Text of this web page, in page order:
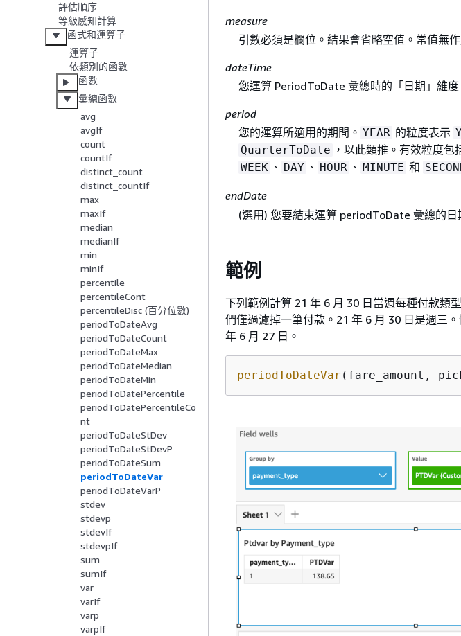
評估順序
等級感知計算
函式和運算子
運算子
依類別的函數
函數
彙總函數
avg
avgIf
count
countIf
distinct_count
distinct_countIf
max
maxIf
median
medianIf
min
minIf
percentile
percentileCont
percentileDisc (百分位數)
periodToDateAvg
periodToDateCount
periodToDateMax
periodToDateMedian
periodToDateMin
periodToDatePercentile
periodToDatePercentileCo
nt
periodToDateStDev
periodToDateStDevP
periodToDateSum
periodToDateVar
periodToDateVarP
stdev
stdevp
stdevIf
stdevpIf
sum
sumIf
var
varIf
varp
varpIf
measure
引數必須是欄位。結果會省略空值。常值無作
dateTime
您運算 PeriodToDate 彙總時的「日期」維度
period
您的運算所適用的期間。 YEAR 的粒度表示
QuarterToDate ，以此類推。有效粒度包
WEEK 、 DAY 、 HOUR 、 MINUTE 和
endDate
(選用) 您要結束運算 periodToDate 彙總的
範例
下列範例計算 21 年 6 月 30 日當週每種付款類
們僅過濾掉一筆付款。21 年 6 月 30 日是週三
年 6 月 27 日。
periodToDateVar (fare_amount,